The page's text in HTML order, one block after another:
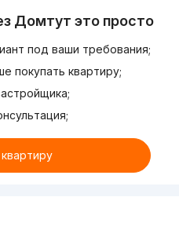
Домтут это просто
под ваши требования;
покупать квартиру;